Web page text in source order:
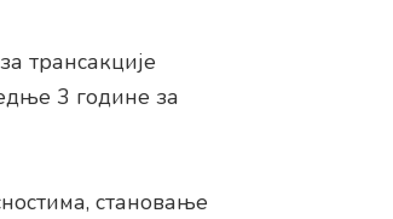
трансакције
3 године за
становање